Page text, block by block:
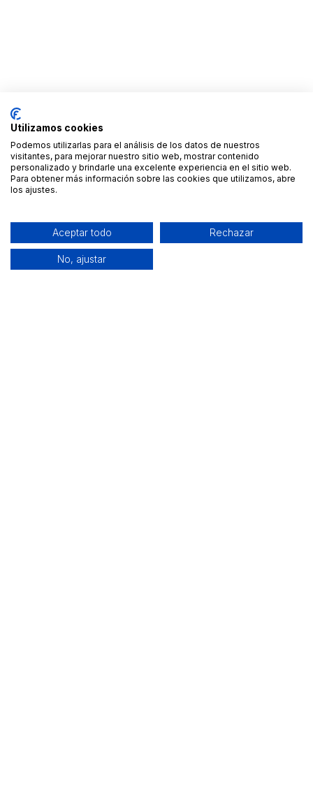
Utilizamos cookies
Podemos utilizarlas para el análisis de los datos de nuestros
visitantes, para mejorar nuestro sitio web, mostrar contenido
personalizado y brindarle una excelente experiencia en el sitio web.
Para obtener más información sobre las cookies que utilizamos, abre
los ajustes.
Aceptar todo Rechazar
No, ajustar